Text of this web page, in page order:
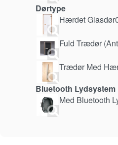
Dørtype
Hærdet Glasdør
Fuld Trædør
Trædør Med
Bluetooth Lydsystem
Med Bluetooth